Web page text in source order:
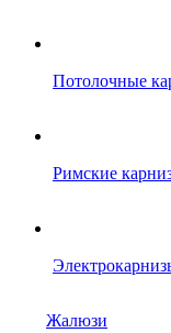
Потолочные
Римские
Жалюзи